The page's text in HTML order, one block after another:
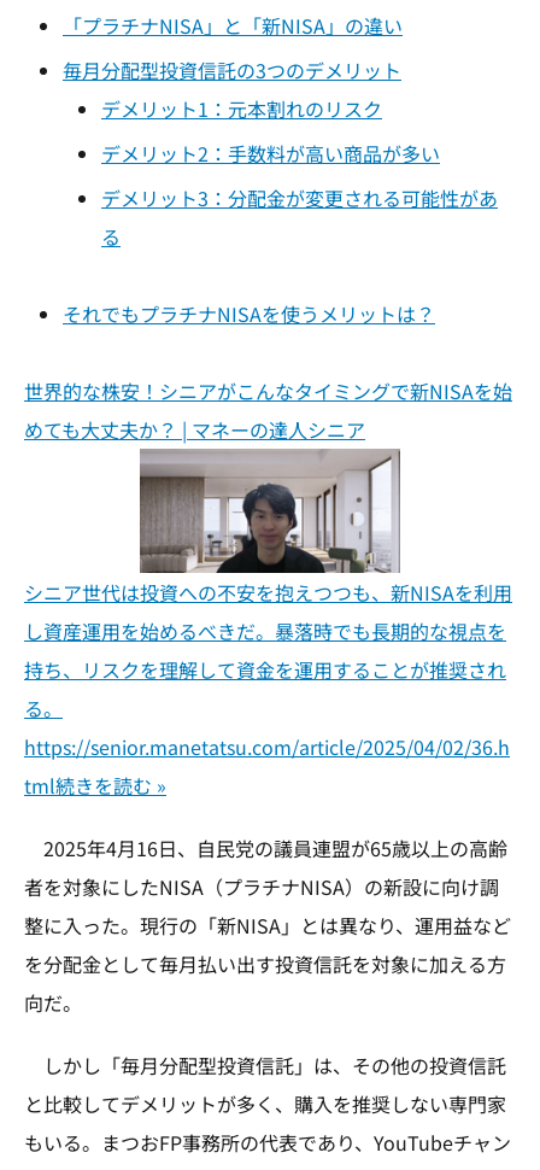
「プラチナNISA」と「新NISA」の違い
毎月分配型投資信託の3つのデメリット
デメリット1：元本割れのリスク
デメリット2：手数料が高い商品が多い
デメリット3：分配金が変更される可能性があ
る
それでもプラチナNISAを使うメリットは？
世界的な株安！シニアがこんなタイミングで新NISAを始
めても大丈夫か？ | マネーの達人シニア
シニア世代は投資への不安を抱えつつも、新NISAを利用
し資産運用を始めるべきだ。暴落時でも長期的な視点を
持ち、リスクを理解して資金を運用することが推奨され
る。
https://senior.manetatsu.com/article/2025/04/02/36.h
tml続きを読む »
2025年4月16日、自民党の議員連盟が65歳以上の高齢
者を対象にしたNISA（プラチナNISA）の新設に向け調
整に入った。現行の「新NISA」とは異なり、運用益など
を分配金として毎月払い出す投資信託を対象に加える方
向だ。
しかし「毎月分配型投資信託」は、その他の投資信託
と比較してデメリットが多く、購入を推奨しない専門家
もいる。まつおFP事務所の代表であり、YouTubeチャン